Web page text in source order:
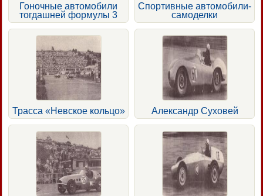
Гоночные автомобили
тогдашней формулы 3
Спортивные автомобили-
самоделки
Трасса «Невское кольцо» Александр Суховей